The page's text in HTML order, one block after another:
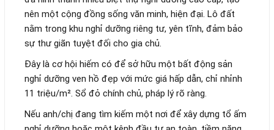
nên một cộng đồng sống văn minh, hiện đại. Lô đất
nằm trong khu nghỉ dưỡng riêng tư, yên tĩnh, đảm bảo
sự thư giãn tuyệt đối cho gia chủ.
Đây là cơ hội hiếm có để sở hữu một bất động sản
nghỉ dưỡng ven hồ đẹp với mức giá hấp dẫn, chỉ nhỉnh
11 triệu/m². Sổ đỏ chính chủ, pháp lý rõ ràng.
Nếu anh/chị đang tìm kiếm một nơi để xây dựng tổ ấm